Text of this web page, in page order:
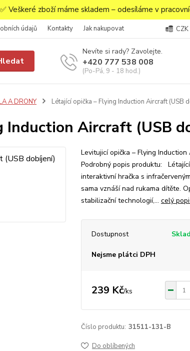
zboží máme skladem – odesíláme v
údajů Kontakty Jak nakupovat CZK
Nevíte si rady? Zavolejte.
+420 777 538 008
(Po-Pá, 9 - 18 hod.)
A DRONY Létající opička – Flying Induction Aircraft (USB
Induction Aircraft (USB
Levitujicí opička – Flying
Podrobný popis produktu:
interaktivní hračka s
sama vznáší nad rukama dítěte.
stabilizační technologií,... celý
Dostupnost
Nejsme plátci DPH
239 Kč/ks
Číslo produktu: 31511-131-B
Do oblíbených